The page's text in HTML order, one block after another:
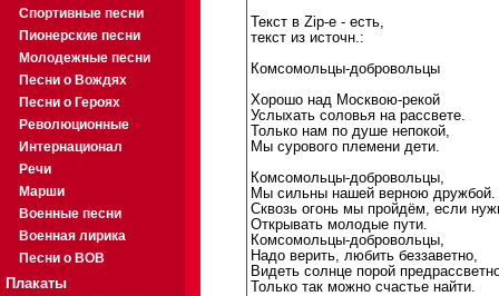
Спортивные песни
Пионерские песни
Молодежные песни
Песни о Вождях
Песни о Героях
Революционные
Интернационал
Речи
Марши
Военные песни
Военная лирика
Песни о ВОВ
Плакаты
Текст в Zip-е - есть,
текст из источн.:
Комсомольцы-добровольцы
Хорошо над Москвою-рекой
Услыхать соловья на рассвете.
Только нам по душе непокой,
Мы сурового племени дети.
Комсомольцы-добровольцы,
Мы сильны нашей верною дружбой.
Сквозь огонь мы пройдём, если
Открывать молодые пути.
Комсомольцы-добровольцы,
Надо верить, любить беззаветно,
Видеть солнце порой
Только так можно счастье найти.